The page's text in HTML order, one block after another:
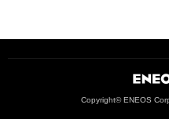
Copyright© ENEOS